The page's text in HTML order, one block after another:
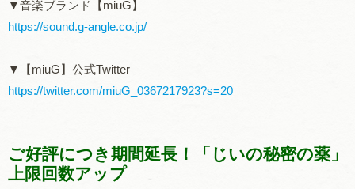
▼音楽ブランド【miuG】
https://sound.g-angle.co.jp/
▼【miuG】公式Twitter
https://twitter.com/miuG_0367217923?s=20
ご好評につき期間延長！「じいの秘密の薬」
上限回数アップ